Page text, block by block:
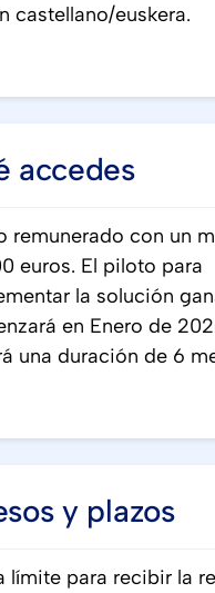
castellano/euskera.
accedes
remunerado con un
euros. El piloto para
la solución
en Enero de
una duración de 6
y plazos
límite para recibir la